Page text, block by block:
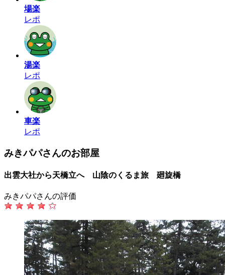
場楽
レポ
湯楽
レポ
車楽
レポ
みきパパさんのお部屋
出雲大社から天橋立へ 山陰のくるま旅 廻旋橋
みきパパさんの評価